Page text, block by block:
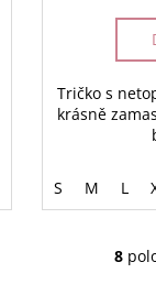
Tričko s
krásně
S M L
8